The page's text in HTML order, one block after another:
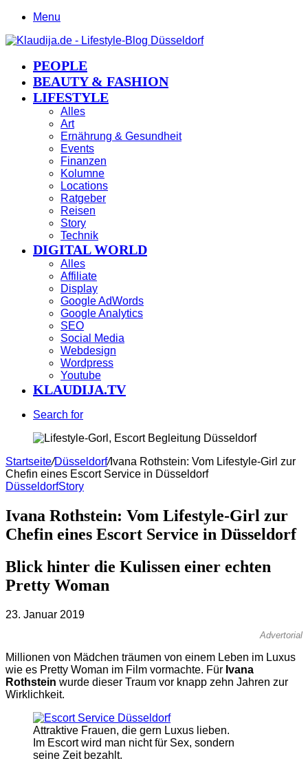
Menu
PEOPLE
BEAUTY & FASHION
LIFESTYLE
Alles
Art
Ernährung & Gesundheit
Events
Finanzen
Kolumne
Locations
Ratgeber
Reisen
Story
Technik
DIGITAL WORLD
Alles
Affiliate
Display
Google AdWords
Google Analytics
SEO
Social Media
Webdesign
Wordpress
Youtube
KLAUDIJA.TV
Search for
Startseite/Düsseldorf/Ivana Rothstein: Vom Lifestyle-Girl zur
Chefin eines Escort Service in Düsseldorf
DüsseldorfStory
Ivana Rothstein: Vom Lifestyle-Girl zur
Chefin eines Escort Service in Düsseldorf
Blick hinter die Kulissen einer echten
Pretty Woman
23. Januar 2019
Advertorial
Millionen von Mädchen träumen von einem Leben im Luxus
wie es Pretty Woman im Film vormachte. Für Ivana
Rothstein wurde dieser Traum vor knapp zehn Jahren zur
Wirklichkeit.
Attraktive Frauen, die gern Luxus lieben.
Im Escort wird man nicht für Sex, sondern
seine Zeit bezahlt.